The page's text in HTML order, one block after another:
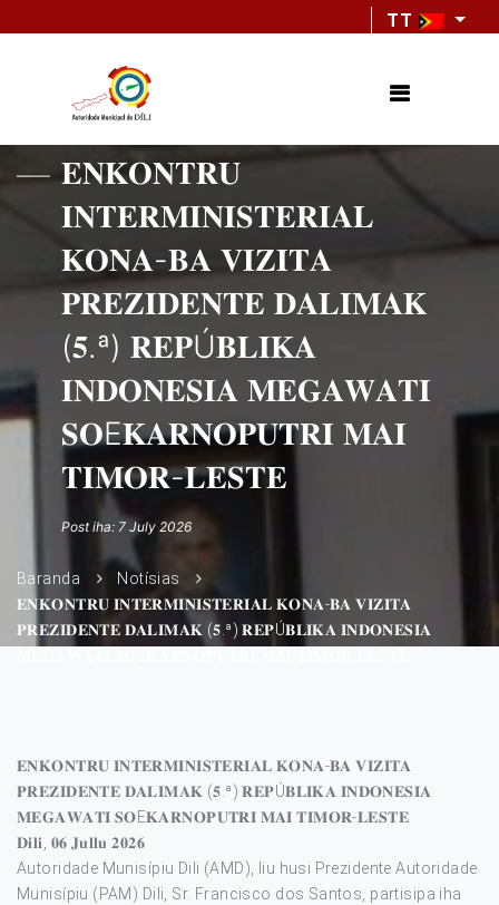
TT
𝐄𝐍𝐊𝐎𝐍𝐓𝐑𝐔
𝐈𝐍𝐓𝐄𝐑𝐌𝐈𝐍𝐈𝐒𝐓𝐄𝐑𝐈𝐀𝐋
𝐊𝐎𝐍𝐀-𝐁𝐀 𝐕𝐈𝐙𝐈𝐓𝐀
𝐏𝐑𝐄𝐙𝐈𝐃𝐄𝐍𝐓𝐄 𝐃𝐀𝐋𝐈𝐌𝐀𝐊
(𝟓.ª) 𝐑𝐄𝐏Ú𝐁𝐋𝐈𝐊𝐀
𝐈𝐍𝐃𝐎𝐍𝐄𝐒𝐈𝐀 𝐌𝐄𝐆𝐀𝐖𝐀𝐓𝐈
𝐒𝐎E𝐊𝐀𝐑𝐍𝐎𝐏𝐔𝐓𝐑𝐈 𝐌𝐀𝐈
𝐓𝐈𝐌𝐎𝐑-𝐋𝐄𝐒𝐓𝐄
Post iha: 7 July 2026
Baranda
Notísias
𝐄𝐍𝐊𝐎𝐍𝐓𝐑𝐔 𝐈𝐍𝐓𝐄𝐑𝐌𝐈𝐍𝐈𝐒𝐓𝐄𝐑𝐈𝐀𝐋 𝐊𝐎𝐍𝐀-𝐁𝐀 𝐕𝐈𝐙𝐈𝐓𝐀
𝐏𝐑𝐄𝐙𝐈𝐃𝐄𝐍𝐓𝐄 𝐃𝐀𝐋𝐈𝐌𝐀𝐊 (𝟓.ª) 𝐑𝐄𝐏Ú𝐁𝐋𝐈𝐊𝐀 𝐈𝐍𝐃𝐎𝐍𝐄𝐒𝐈𝐀
𝐄𝐍𝐊𝐎𝐍𝐓𝐑𝐔 𝐈𝐍𝐓𝐄𝐑𝐌𝐈𝐍𝐈𝐒𝐓𝐄𝐑𝐈𝐀𝐋 𝐊𝐎𝐍𝐀-𝐁𝐀 𝐕𝐈𝐙𝐈𝐓𝐀
𝐏𝐑𝐄𝐙𝐈𝐃𝐄𝐍𝐓𝐄 𝐃𝐀𝐋𝐈𝐌𝐀𝐊 (𝟓.ª) 𝐑𝐄𝐏Ú𝐁𝐋𝐈𝐊𝐀 𝐈𝐍𝐃𝐎𝐍𝐄𝐒𝐈𝐀
𝐌𝐄𝐆𝐀𝐖𝐀𝐓𝐈 𝐒𝐎E𝐊𝐀𝐑𝐍𝐎𝐏𝐔𝐓𝐑𝐈 𝐌𝐀𝐈 𝐓𝐈𝐌𝐎𝐑-𝐋𝐄𝐒𝐓𝐄
𝐃𝐢𝐥𝐢, 𝟎𝟔 𝐉𝐮𝐥𝐥𝐮 𝟐𝟎𝟐𝟔
Autoridade Munisípiu Dili (AMD), liu husi Prezidente Autoridade
Munisípiu (PAM) Dili, Sr. Francisco dos Santos, partisipa iha